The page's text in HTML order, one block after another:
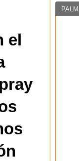
el